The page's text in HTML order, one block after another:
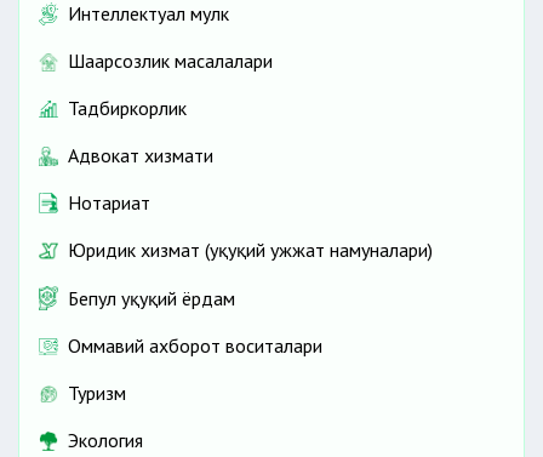
Интеллектуал мулк
Шаҳарсозлик масалалари
Тадбиркорлик
Адвокат хизмати
Нотариат
Юридик хизмат (ҳуқуқий ҳужжат намуналари)
Бепул ҳуқуқий ёрдам
Оммавий ахборот воситалари
Туризм
Экология